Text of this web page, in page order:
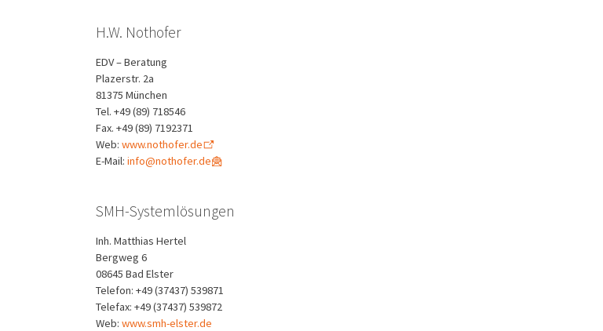
H.W. Nothofer
EDV – Beratung
Plazerstr. 2a
81375 München
Tel. +49 (89) 718546
Fax. +49 (89) 7192371
Web: www.nothofer.de
E-Mail: info@nothofer.de
SMH-Systemlösungen
Inh. Matthias Hertel
Bergweg 6
08645 Bad Elster
Telefon: +49 (37437) 539871
Telefax: +49 (37437) 539872
Web: www.smh-elster.de